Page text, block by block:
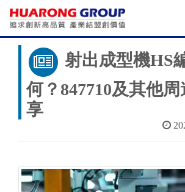
射出成型機HS
何？847710及其他
享